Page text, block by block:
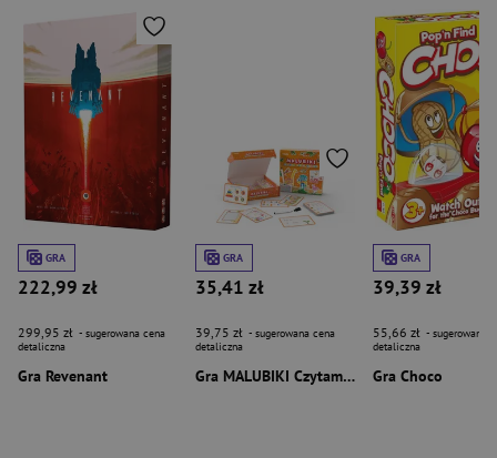
GRA
222,99 zł
299,95 zł - sugerowana cena
detaliczna
Gra Revenant
GRA
35,41 zł
39,75 zł - sugerowana cena
detaliczna
Gra MALUBIKI Czytam Piszę Koduję
GRA
39,39 zł
55,66 zł - sugerowana
detaliczna
Gra Choco